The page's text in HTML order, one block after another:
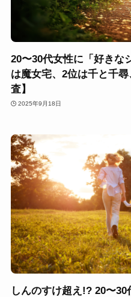
20〜30代女性に「好きな
は魔女宅、2位は千と千
査】
2025年9月18日
しんのすけ超え!? 20〜